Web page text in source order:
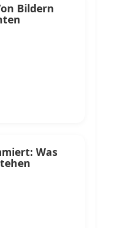
Bildern
Was